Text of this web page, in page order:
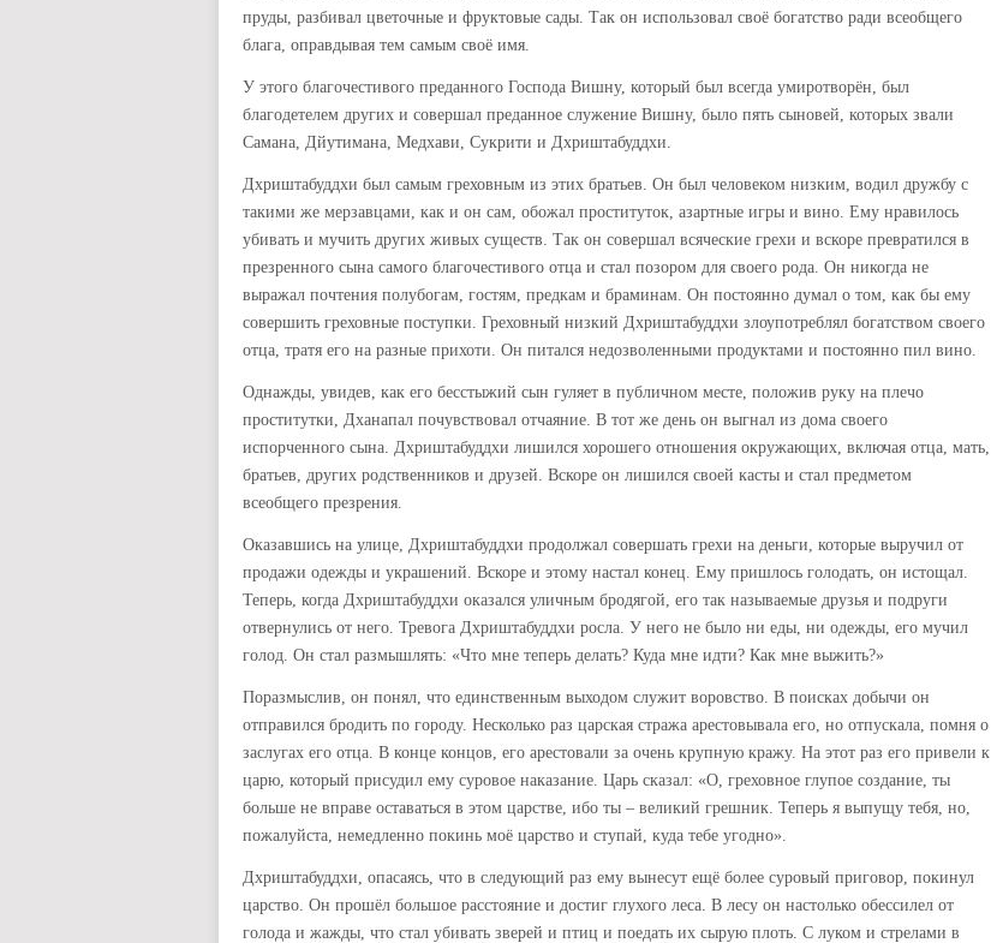
пруды, разбивал цветочные и фруктовые сады. Так он использовал своё богатство ради всеобщего
блага, оправдывая тем самым своё имя.
У этого благочестивого преданного Господа Вишну, который был всегда умиротворён, был
благодетелем других и совершал преданное служение Вишну, было пять сыновей, которых звали
Самана, Дйутимана, Медхави, Сукрити и Дхриштабуддхи.
Дхриштабуддхи был самым греховным из этих братьев. Он был человеком низким, водил дружбу с
такими же мерзавцами, как и он сам, обожал проституток, азартные игры и вино. Ему нравилось
убивать и мучить других живых существ. Так он совершал всяческие грехи и вскоре превратился в
презренного сына самого благочестивого отца и стал позором для своего рода. Он никогда не
выражал почтения полубогам, гостям, предкам и браминам. Он постоянно думал о том, как бы ему
совершить греховные поступки. Греховный низкий Дхриштабуддхи злоупотреблял богатством своего
отца, тратя его на разные прихоти. Он питался недозволенными продуктами и постоянно пил вино.
Однажды, увидев, как его бесстыжий сын гуляет в публичном месте, положив руку на плечо
проститутки, Дханапал почувствовал отчаяние. В тот же день он выгнал из дома своего
испорченного сына. Дхриштабуддхи лишился хорошего отношения окружающих, включая отца, мать,
братьев, других родственников и друзей. Вскоре он лишился своей касты и стал предметом
всеобщего презрения.
Оказавшись на улице, Дхриштабуддхи продолжал совершать грехи на деньги, которые выручил от
продажи одежды и украшений. Вскоре и этому настал конец. Ему пришлось голодать, он истощал.
Теперь, когда Дхриштабуддхи оказался уличным бродягой, его так называемые друзья и подруги
отвернулись от него. Тревога Дхриштабуддхи росла. У него не было ни еды, ни одежды, его мучил
голод. Он стал размышлять: «Что мне теперь делать? Куда мне идти? Как мне выжить?»
Поразмыслив, он понял, что единственным выходом служит воровство. В поисках добычи он
отправился бродить по городу. Несколько раз царская стража арестовывала его, но отпускала, помня о
заслугах его отца. В конце концов, его арестовали за очень крупную кражу. На этот раз его привели к
царю, который присудил ему суровое наказание. Царь сказал: «О, греховное глупое создание, ты
больше не вправе оставаться в этом царстве, ибо ты – великий грешник. Теперь я выпущу тебя, но,
пожалуйста, немедленно покинь моё царство и ступай, куда тебе угодно».
Дхриштабуддхи, опасаясь, что в следующий раз ему вынесут ещё более суровый приговор, покинул
царство. Он прошёл большое расстояние и достиг глухого леса. В лесу он настолько обессилел от
голода и жажды, что стал убивать зверей и птиц и поедать их сырую плоть. С луком и стрелами в